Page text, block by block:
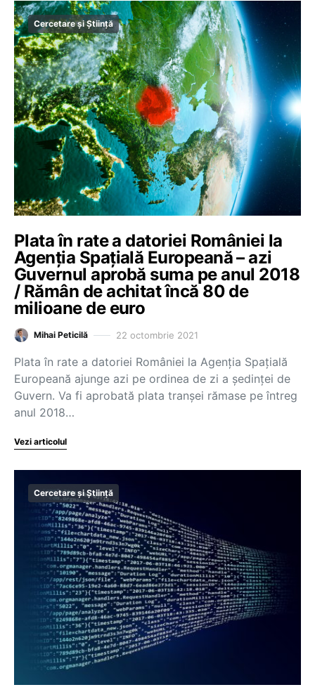
Cercetare și Știință
Plata în rate a datoriei României la
Agenția Spațială Europeană – azi
Guvernul aprobă suma pe anul 2018
/ Rămân de achitat încă 80 de
milioane de euro
Mihai Peticilă 22 octombrie 2021
Plata în rate a datoriei României la Agenția Spațială
Europeană ajunge azi pe ordinea de zi a ședinței de
Guvern. Va fi aprobată plata tranșei rămase pe întreg
anul 2018…
Vezi articolul
Cercetare și Știință